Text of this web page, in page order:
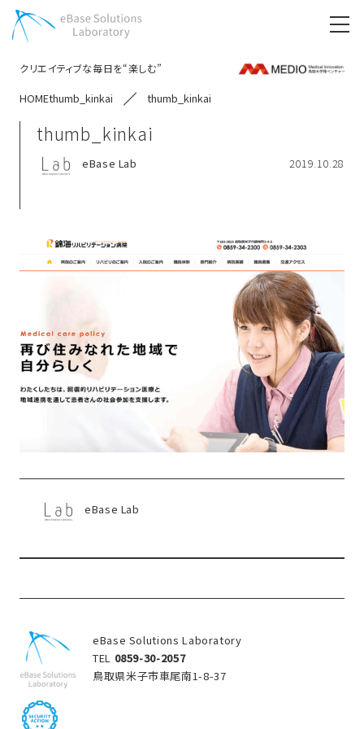
クリエイティブな毎日を“楽しむ”
HOMEthumb_kinkai thumb_kinkai
thumb_kinkai
eBase Lab 2019.10.28
eBase Lab
eBase Solutions Laboratory
TEL 0859-30-2057
鳥取県米子市車尾南1-8-37